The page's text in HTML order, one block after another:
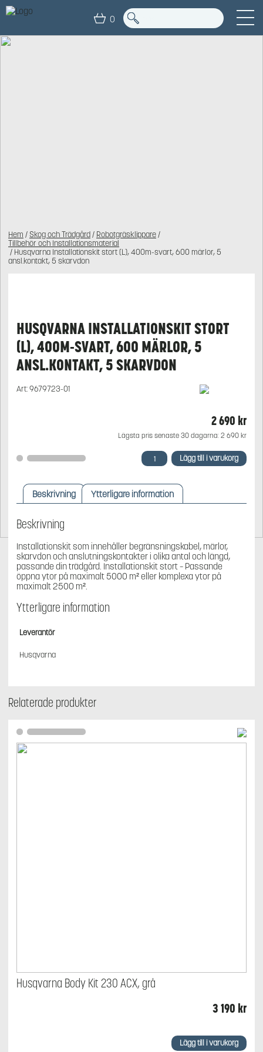
0
Hem / Skog och Trädgård/ Robotgräsklippare/
Tillbehör och Installationsmaterial
/ Husqvarna Installationskit stort (L), 400m-svart, 600 märlor, 5
ansl.kontakt, 5 skarvdon
HUSQVARNA INSTALLATIONSKIT STORT
(L), 400M-SVART, 600 MÄRLOR, 5
ANSL.KONTAKT, 5 SKARVDON
Art:9679723-01
2 690 kr
Lägsta pris senaste 30 dagarna: 2 690 kr
Husqvarna
Installationskit
(L),
400m-
5
ansl.kontakt,
5
skarvdon
Lägg till i varukorg
Beskrivning Ytterligare information
Beskrivning
Installationskit som innehåller begränsningskabel, märlor,
skarvdon och anslutningskontakter i olika antal och längd,
passande din trädgård. Installationskit stort – Passande
öppna ytor på maximalt 5000 m² eller komplexa ytor på
maximalt 2500 m².
Ytterligare information
Leverantör
Husqvarna
Relaterade produkter
Husqvarna Body Kit 230 ACX, grå
3 190 kr
Lägg till i varukorg